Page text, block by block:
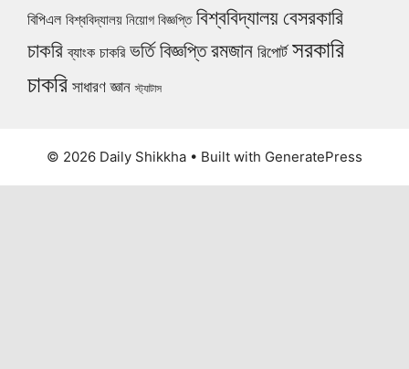
বিপিএল বিশ্ববিদ্যালয় নিয়োগ বিজ্ঞপ্তি বিশ্ববিদ্যালয়বেসরকারি
চাকরি ব্যাংক চাকরি ভর্তি বিজ্ঞপ্তিরমজান রিপোর্ট সরকারি
চাকরি সাধারণ জ্ঞান স্ট্যাটাস
© 2026 Daily Shikkha • Built with GeneratePress